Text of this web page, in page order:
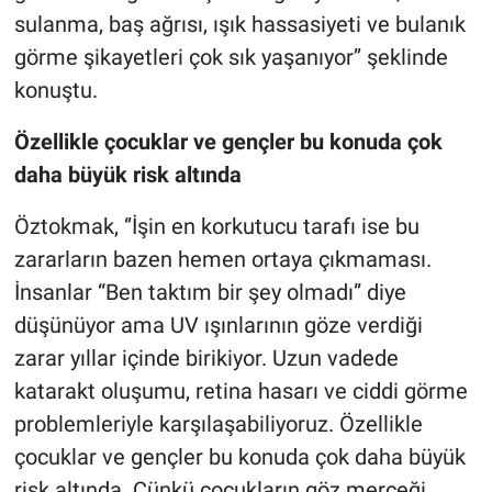
sulanma, baş ağrısı, ışık hassasiyeti ve bulanık
görme şikayetleri çok sık yaşanıyor’’ şeklinde
konuştu.
Özellikle çocuklar ve gençler bu konuda çok
daha büyük risk altında
Öztokmak, ‘’İşin en korkutucu tarafı ise bu
zararların bazen hemen ortaya çıkmaması.
İnsanlar “Ben taktım bir şey olmadı” diye
düşünüyor ama UV ışınlarının göze verdiği
zarar yıllar içinde birikiyor. Uzun vadede
katarakt oluşumu, retina hasarı ve ciddi görme
problemleriyle karşılaşabiliyoruz. Özellikle
çocuklar ve gençler bu konuda çok daha büyük